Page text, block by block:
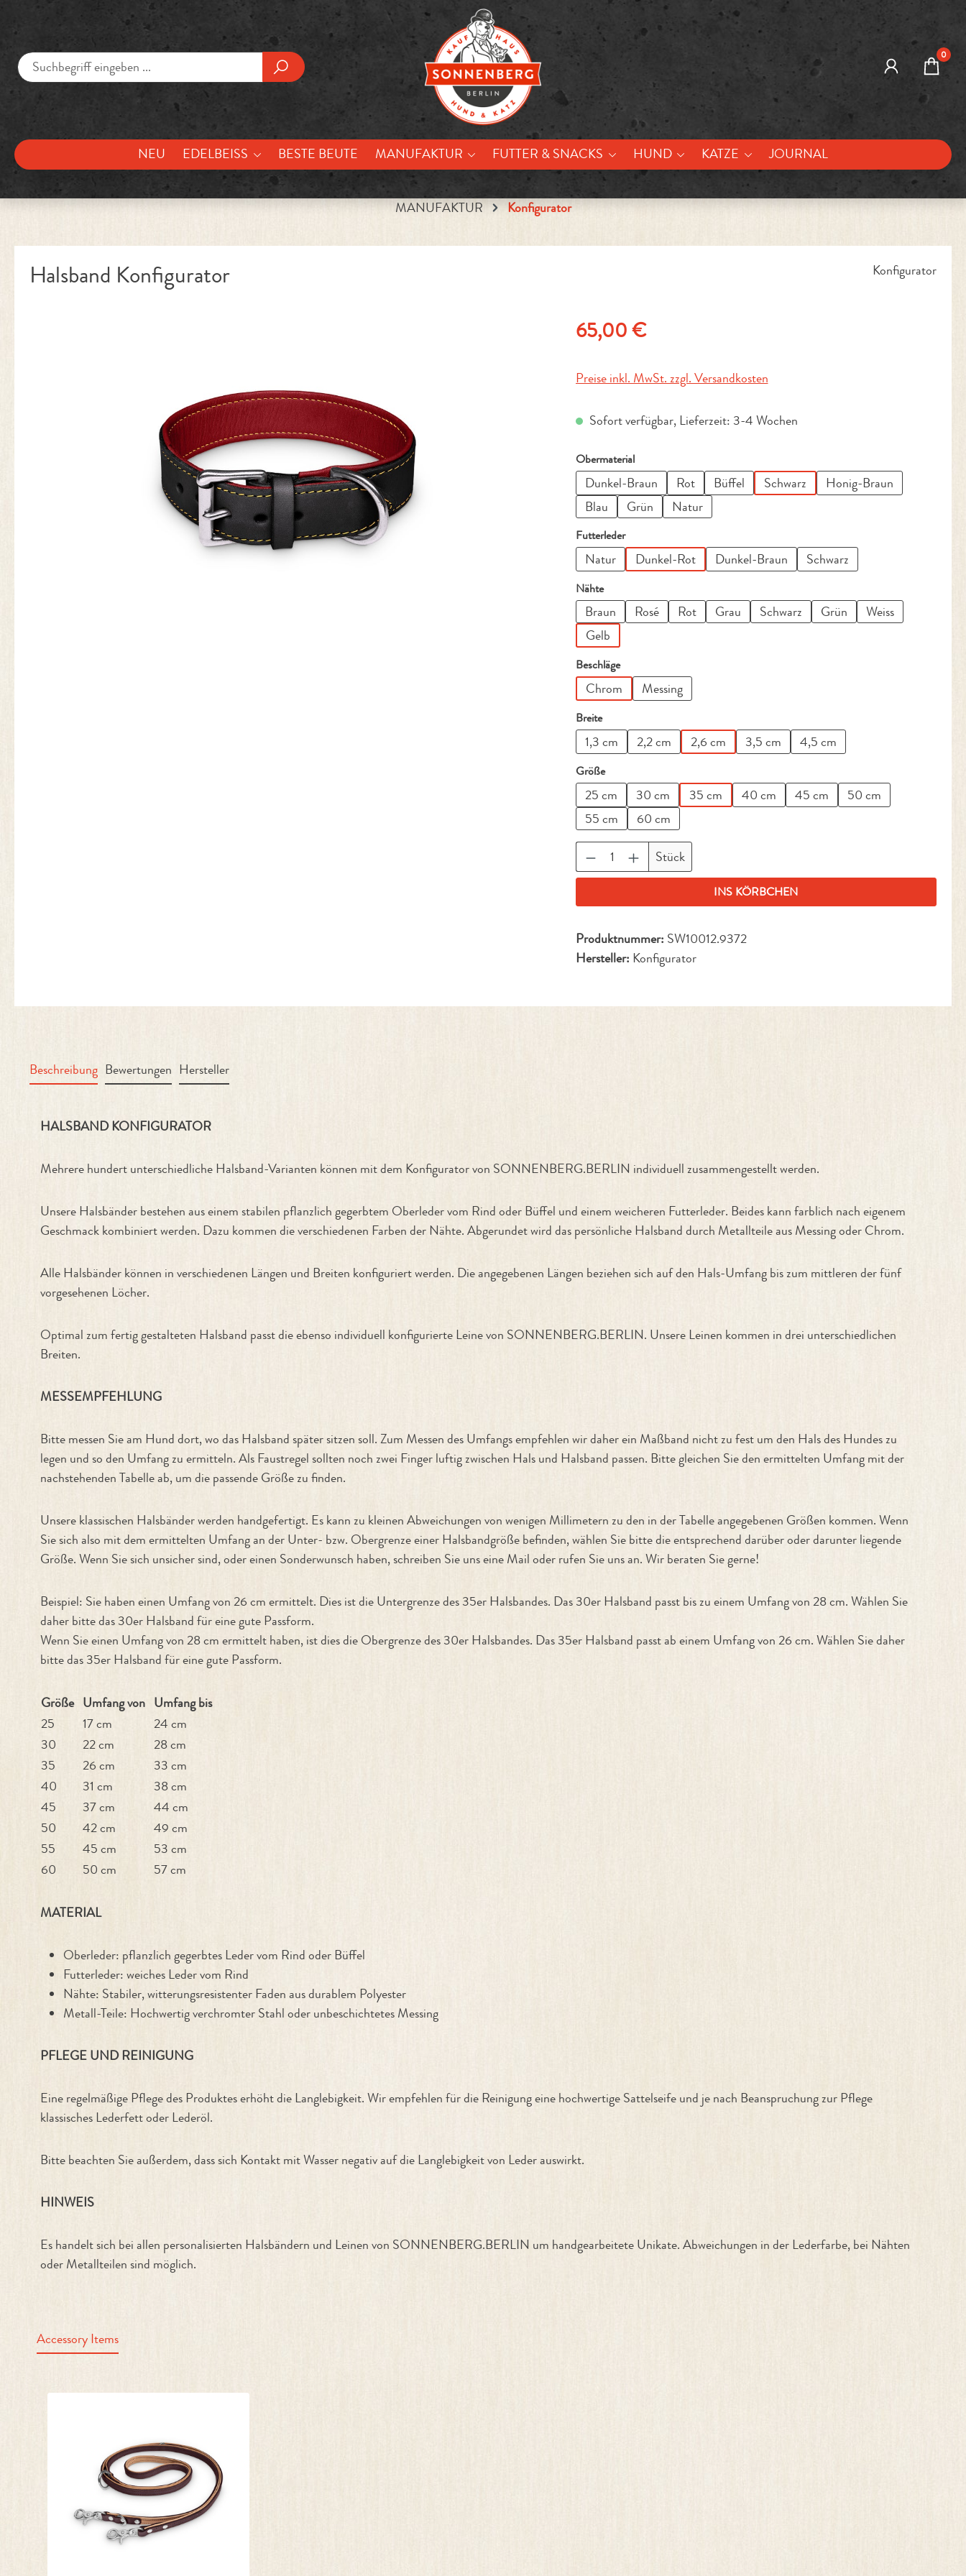
Hauptinhalt springen
0
NEU EDELBEISS BESTE BEUTE MANUFAKTUR FUTTER & SNACKS HUND KATZE JOURNAL
MANUFAKTUR Konfigurator
Halsband Konfigurator Konfigurator
Regulärer Preis:
65,00 €
Preise inkl. MwSt. zzgl. Versandkosten
Sofort verfügbar, Lieferzeit: 3-4 Wochen
Obermaterialauswählen
Dunkel-Braun Rot Büffel Schwarz
Honig-Braun
Blau
Grün Natur
Futterlederauswählen
Natur Dunkel-Rot Dunkel-Braun Schwarz
Nähteauswählen
Braun Rosé Rot Grau Schwarz Grün
Weiss
Gelb
Beschlägeauswählen
Chrom Messing
Breiteauswählen
1,3 cm 2,2 cm 2,6 cm 3,5 cm 4,5 cm
Größeauswählen
25 cm 30 cm 35 cm 40 cm 45 cm
50 cm
55 cm
60 cm
Produkt Anzahl: Gib den gewünschten Wert ein oder
Stück
INS KÖRBCHEN
Produktnummer: SW10012.9372
Hersteller: Konfigurator
Beschreibung Bewertungen Hersteller
Produktinformationen "Halsband Konfigurator"
HALSBAND KONFIGURATOR
Mehrere hundert unterschiedliche Halsband-Varianten können mit dem Konfigurator von SONNENBERG.BERLIN individuell zusammengestellt werden.
Unsere Halsbänder bestehen aus einem stabilen pflanzlich gegerbtem Oberleder vom Rind oder Büffel und einem weicheren Futterleder. Beides kann farblich nach eigenem
Geschmack kombiniert werden. Dazu kommen die verschiedenen Farben der Nähte. Abgerundet wird das persönliche Halsband durch Metallteile aus Messing oder Chrom.
Alle Halsbänder können in verschiedenen Längen und Breiten konfiguriert werden. Die angegebenen Längen beziehen sich auf den Hals-Umfang bis zum mittleren der fünf
vorgesehenen Löcher.
Optimal zum fertig gestalteten Halsband passt die ebenso individuell konfigurierte Leine von SONNENBERG.BERLIN. Unsere Leinen kommen in drei unterschiedlichen
Breiten.
MESSEMPFEHLUNG
Bitte messen Sie am Hund dort, wo das Halsband später sitzen soll. Zum Messen des Umfangs empfehlen wir daher ein Maßband nicht zu fest um den Hals des Hundes zu
legen und so den Umfang zu ermitteln. Als Faustregel sollten noch zwei Finger luftig zwischen Hals und Halsband passen. Bitte gleichen Sie den ermittelten Umfang mit der
nachstehenden Tabelle ab, um die passende Größe zu finden.
Unsere klassischen Halsbänder werden handgefertigt. Es kann zu kleinen Abweichungen von wenigen Millimetern zu den in der Tabelle angegebenen Größen kommen. Wenn
Sie sich also mit dem ermittelten Umfang an der Unter- bzw. Obergrenze einer Halsbandgröße befinden, wählen Sie bitte die entsprechend darüber oder darunter liegende
Größe. Wenn Sie sich unsicher sind, oder einen Sonderwunsch haben, schreiben Sie uns eine Mail oder rufen Sie uns an. Wir beraten Sie gerne!
Beispiel: Sie haben einen Umfang von 26 cm ermittelt. Dies ist die Untergrenze des 35er Halsbandes. Das 30er Halsband passt bis zu einem Umfang von 28 cm. Wählen Sie
daher bitte das 30er Halsband für eine gute Passform.
Wenn Sie einen Umfang von 28 cm ermittelt haben, ist dies die Obergrenze des 30er Halsbandes. Das 35er Halsband passt ab einem Umfang von 26 cm. Wählen Sie daher
bitte das 35er Halsband für eine gute Passform.
Größe Umfang von Umfang bis
25
17 cm
24 cm
30
22 cm
28 cm
35
26 cm
33 cm
40
31 cm
38 cm
45
37 cm
44 cm
50
42 cm
49 cm
55
45 cm
53 cm
60
50 cm 57 cm
MATERIAL
Oberleder: pflanzlich gegerbtes Leder vom Rind oder Büffel
Futterleder: weiches Leder vom Rind
Nähte: Stabiler, witterungsresistenter Faden aus durablem Polyester
Metall-Teile: Hochwertig verchromter Stahl oder unbeschichtetes Messing
PFLEGE UND REINIGUNG
Eine regelmäßige Pflege des Produktes erhöht die Langlebigkeit. Wir empfehlen für die Reinigung eine hochwertige Sattelseife und je nach Beanspruchung zur Pflege
klassisches Lederfett oder Lederöl.
Bitte beachten Sie außerdem, dass sich Kontakt mit Wasser negativ auf die Langlebigkeit von Leder auswirkt.
HINWEIS
Es handelt sich bei allen personalisierten Halsbändern und Leinen von SONNENBERG.BERLIN um handgearbeitete Unikate. Abweichungen in der Lederfarbe, bei Nähten
oder Metallteilen sind möglich.
Accessory Items